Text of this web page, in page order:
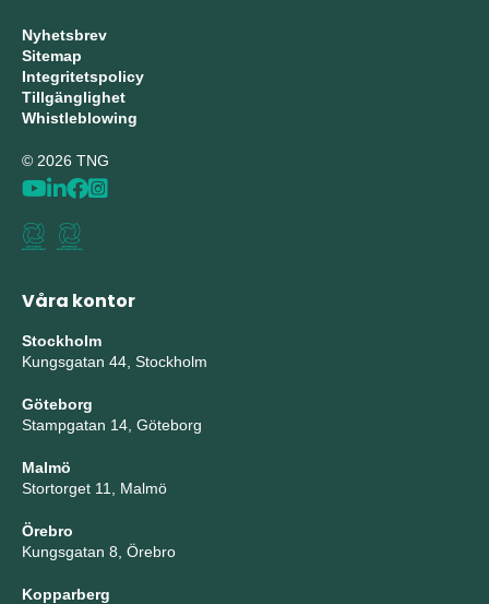
Nyhetsbrev
Sitemap
Integritetspolicy
Tillgänglighet
Whistleblowing
© 2026 TNG
Våra kontor
Stockholm
Kungsgatan 44, Stockholm
Göteborg
Stampgatan 14, Göteborg
Malmö
Stortorget 11, Malmö
Örebro
Kungsgatan 8, Örebro
Kopparberg